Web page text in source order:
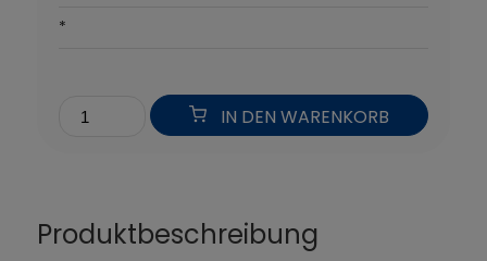
*
IN DEN WARENKORB
Produktbeschreibung